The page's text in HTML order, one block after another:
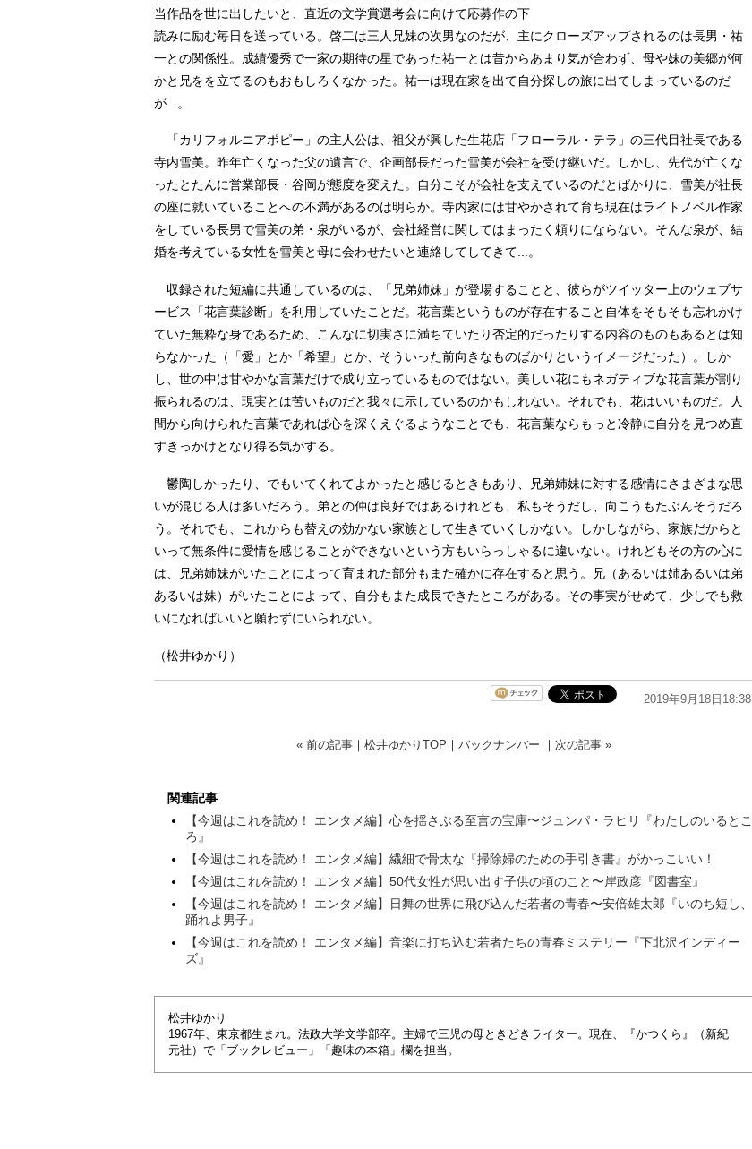
当作品を世に出したいと、直近の文学賞選考会に向けて応募作の下
読みに励む毎日を送っている。啓二は三人兄妹の次男なのだが、主にクローズアップされるのは長男・祐
一との関係性。成績優秀で一家の期待の星であった祐一とは昔からあまり気が合わず、母や妹の美郷が何
かと兄をを立てるのもおもしろくなかった。祐一は現在家を出て自分探しの旅に出てしまっているのだ
が...。
「カリフォルニアポピー」の主人公は、祖父が興した生花店「フローラル・テラ」の三代目社長である
寺内雪美。昨年亡くなった父の遺言で、企画部長だった雪美が会社を受け継いだ。しかし、先代が亡くな
ったとたんに営業部長・谷岡が態度を変えた。自分こそが会社を支えているのだとばかりに、雪美が社長
の座に就いていることへの不満があるのは明らか。寺内家には甘やかされて育ち現在はライトノベル作家
をしている長男で雪美の弟・泉がいるが、会社経営に関してはまったく頼りにならない。そんな泉が、結
婚を考えている女性を雪美と母に会わせたいと連絡してしてきて...。
収録された短編に共通しているのは、「兄弟姉妹」が登場することと、彼らがツイッター上のウェブサ
ービス「花言葉診断」を利用していたことだ。花言葉というものが存在すること自体をそもそも忘れかけ
ていた無粋な身であるため、こんなに切実さに満ちていたり否定的だったりする内容のものもあるとは知
らなかった（「愛」とか「希望」とか、そういった前向きなものばかりというイメージだった）。しか
し、世の中は甘やかな言葉だけで成り立っているものではない。美しい花にもネガティブな花言葉が割り
振られるのは、現実とは苦いものだと我々に示しているのかもしれない。それでも、花はいいものだ。人
間から向けられた言葉であれば心を深くえぐるようなことでも、花言葉ならもっと冷静に自分を見つめ直
すきっかけとなり得る気がする。
鬱陶しかったり、でもいてくれてよかったと感じるときもあり、兄弟姉妹に対する感情にさまざまな思
いが混じる人は多いだろう。弟との仲は良好ではあるけれども、私もそうだし、向こうもたぶんそうだろ
う。それでも、これからも替えの効かない家族として生きていくしかない。しかしながら、家族だからと
いって無条件に愛情を感じることができないという方もいらっしゃるに違いない。けれどもその方の心に
は、兄弟姉妹がいたことによって育まれた部分もまた確かに存在すると思う。兄（あるいは姉あるいは弟
あるいは妹）がいたことによって、自分もまた成長できたところがある。その事実がせめて、少しでも救
いになればいいと願わずにいられない。
（松井ゆかり）
2019年9月18日18:38
« 前の記事 ｜ 松井ゆかりTOP ｜ バックナンバー ｜ 次の記事 »
関連記事
【今週はこれを読め！ エンタメ編】心を揺さぶる至言の宝庫〜ジュンパ・ラヒリ『わたしのいるとこ
ろ』
【今週はこれを読め！ エンタメ編】繊細で骨太な『掃除婦のための手引き書』がかっこいい！
【今週はこれを読め！ エンタメ編】50代女性が思い出す子供の頃のこと〜岸政彦『図書室』
【今週はこれを読め！ エンタメ編】日舞の世界に飛び込んだ若者の青春〜安倍雄太郎『いのち短し、
踊れよ男子』
【今週はこれを読め！ エンタメ編】音楽に打ち込む若者たちの青春ミステリー『下北沢インディー
ズ』
松井ゆかり
1967年、東京都生まれ。法政大学文学部卒。主婦で三児の母ときどきライター。現在、『かつくら』（新紀
元社）で「ブックレビュー」「趣味の本箱」欄を担当。